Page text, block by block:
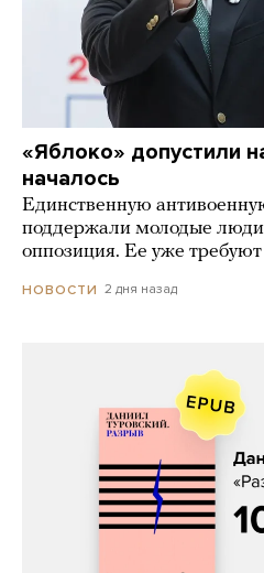
«Яблоко» допустили
началось
Единственную
поддержали молодые люди
оппозиция. Ее уже требуют
НОВОСТИ 2 дня назад